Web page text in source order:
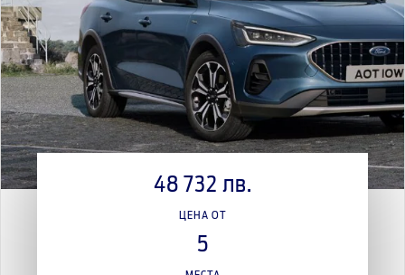
48 732 лв.
ЦЕНА ОТ
5